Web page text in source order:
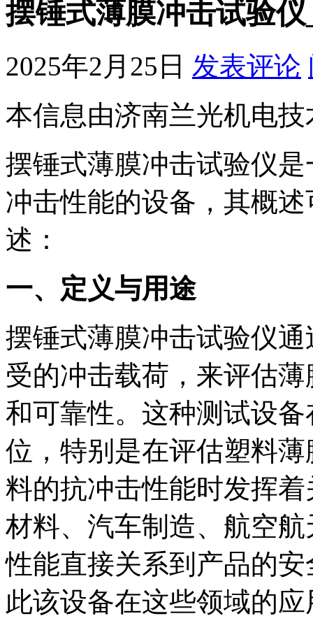
摆锤式薄膜冲击试验
2025年2月25日 发表评论
本信息由济南兰光机电
摆锤式薄膜冲击试验仪
冲击性能的设备，其概
述：
一、定义与用途
摆锤式薄膜冲击试验仪
受的冲击载荷，来评估
和可靠性。这种测试设
位，特别是在评估塑料
料的抗冲击性能时发挥
材料、汽车制造、航空
性能直接关系到产品的
此该设备在这些领域的